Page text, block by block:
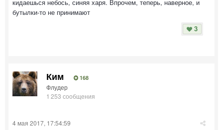
кидаешься небось, синяя харя. Впрочем, теперь, наверное, и
бутылки-то не принимают
3
Ким 168
Флудер
1 253 сообщения
4 мая 2017, 17:54:59